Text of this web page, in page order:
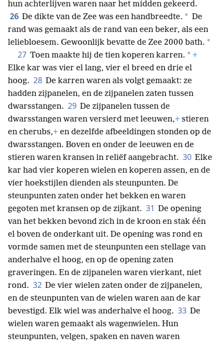
hun achterlijven waren naar het midden gekeerd.
26 De dikte van de Zee was een handbreedte. * De
rand was gemaakt als de rand van een beker, als een
leliebloesem. Gewoonlijk bevatte de Zee 2000 bath. *
27 Toen maakte hij de tien koperen karren. * +
Elke kar was vier el lang, vier el breed en drie el
hoog. 28 De karren waren als volgt gemaakt: ze
hadden zijpanelen, en de zijpanelen zaten tussen
dwarsstangen. 29 De zijpanelen tussen de
dwarsstangen waren versierd met leeuwen,+ stieren
en cherubs,+ en dezelfde afbeeldingen stonden op de
dwarsstangen. Boven en onder de leeuwen en de
stieren waren kransen in reliëf aangebracht. 30 Elke
kar had vier koperen wielen en koperen assen, en de
vier hoekstijlen dienden als steunpunten. De
steunpunten zaten onder het bekken en waren
gegoten met kransen op de zijkant. 31 De opening
van het bekken bevond zich in de kroon en stak één
el boven de onderkant uit. De opening was rond en
vormde samen met de steunpunten een stellage van
anderhalve el hoog, en op de opening zaten
graveringen. En de zijpanelen waren vierkant, niet
rond. 32 De vier wielen zaten onder de zijpanelen,
en de steunpunten van de wielen waren aan de kar
bevestigd. Elk wiel was anderhalve el hoog. 33 De
wielen waren gemaakt als wagenwielen. Hun
steunpunten, velgen, spaken en naven waren